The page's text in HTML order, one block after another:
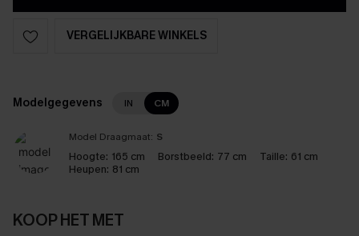
VERGELIJKBARE WINKELS
Modelgegevens IN CM
Model Draagmaat: S
Hoogte: 165 cm Borstbeeld: 77 cm Taille: 61 cm
Heupen: 81 cm
KOOP HET MET